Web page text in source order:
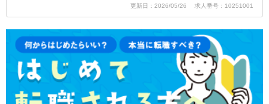
更新日：2026/05/26 求人番号：10251001